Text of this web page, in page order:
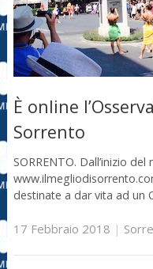
È online
Sorrento
SORRENTO. Dall’inizio
destinate a dar vita ad un
17 Febbraio 2018 |